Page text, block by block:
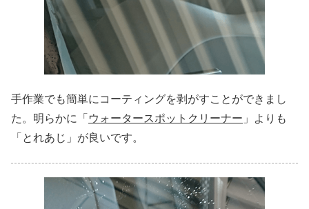
手作業でも簡単にコーティングを剥がすことができまし
た。明らかに「 ウォータースポットクリーナー 」よりも
「とれあじ」が良いです。